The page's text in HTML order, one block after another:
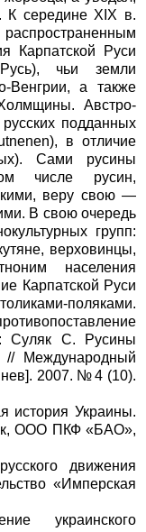
К середине XIX в.
Карпатской Руси
чьи земли
Венгрии, а также
Австро-
подданных
в отличие
Сами русины
числе русин,
веру свою —
В свою очередь
групп:
верховинцы,
населения
Карпатской Руси
поляками.
Суляк С. Русины
Международный
2007. № 4 (10).
история Украины.
ООО ПКФ «БАО»,
движения
«Имперская
украинского